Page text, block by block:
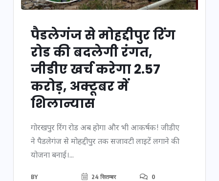
पैडलेगंज से मोहद्दीपुर रिंग
रोड की बदलेगी रंगत,
जीडीए खर्च करेगा 2.57
करोड़, अक्टूबर में
शिलान्यास
गोरखपुर रिंग रोड अब होगा और भी आकर्षक! जीडीए
ने पैडलेगंज से मोहद्दीपुर तक सजावटी लाइटें लगाने की
योजना बनाई।...
BY
24 सितम्बर
0